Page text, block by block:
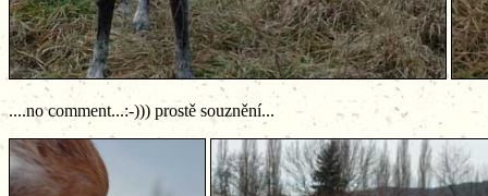
....no comment...:-))) prostě souznění...